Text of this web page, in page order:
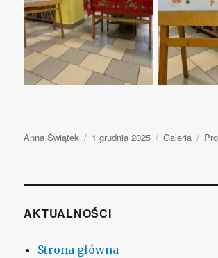
Autor
Anna Świątek Opublikowano
1 grudnia 2025
Format
Galeria
AKTUALNOŚCI
Strona główna